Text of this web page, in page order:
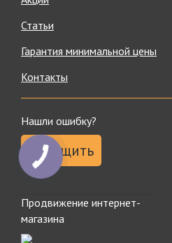
Статьи
Гарантия минимальной цены
Контакты
Нашли ошибку?
Сообщить
Продвижение интернет-
магазина